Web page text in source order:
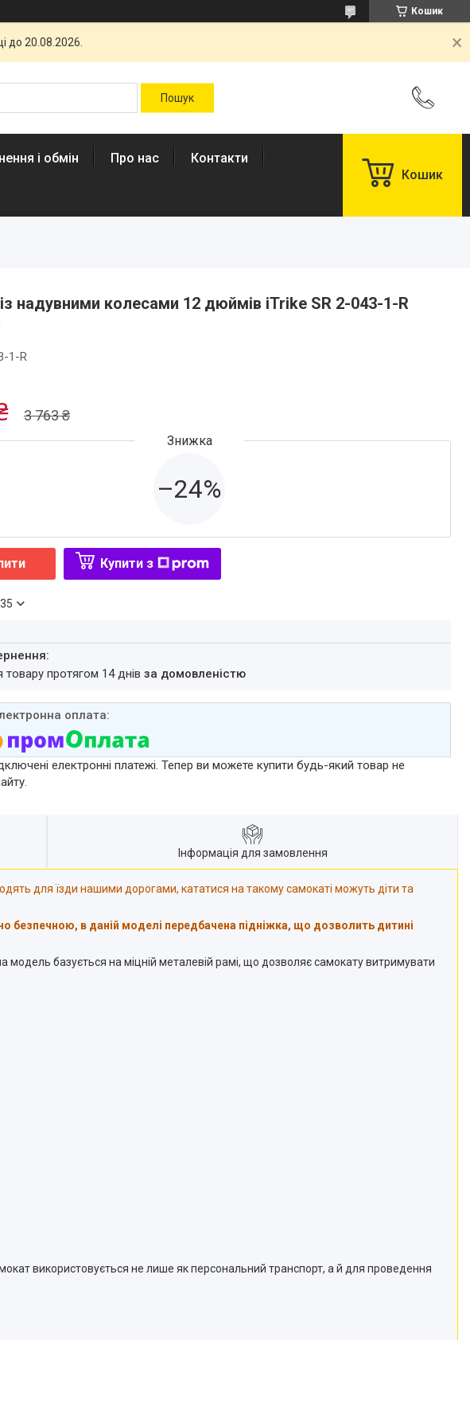
Кошик
до 20.08.2026.
і обмін Про нас Контакти
Кошик
надувними колесами 12 дюймів iTrike SR 2-043-1-R
1-R
3 763 ₴
–24%
Купити з
товару протягом 14 днів за домовленістю
електронні платежі. Тепер ви можете купити будь-який товар не
Інформація для замовлення
для їзди нашими дорогами, кататися на такому самокаті можуть діти та
в даній моделі передбачена підніжка, що дозволить дитині
модель базується на міцній металевій рамі, що дозволяє самокату витримувати
використовується не лише як персональний транспорт, а й для проведення